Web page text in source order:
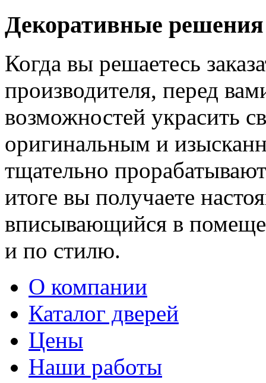
Декоративные решения
Когда вы решаетесь
производителя, перед
возможностей украсить
оригинальным и
тщательно
итоге вы получаете
вписывающийся в
и по стилю.
О компании
Каталог дверей
Цены
Наши работы